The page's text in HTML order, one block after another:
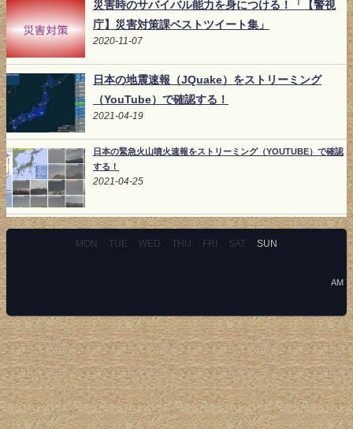
災害時のサバイバル能力を身につける！「【警視
庁】災害対策課ベストツイート集」
2020-11-07
日本の地震速報（JQuake）をストリーミング
（YouTube）で確認する！
2021-04-19
日本の緊急火山噴火速報をストリーミング（YOUTUBE）で確認
する！
2021-04-25
MON TUE WED THU FRI SAT SUN
AM